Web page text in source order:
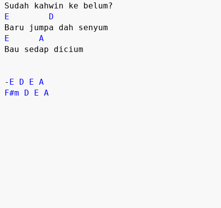
E
D
E
A
Bau sedap dicium
- E D E A
F#m
D E A